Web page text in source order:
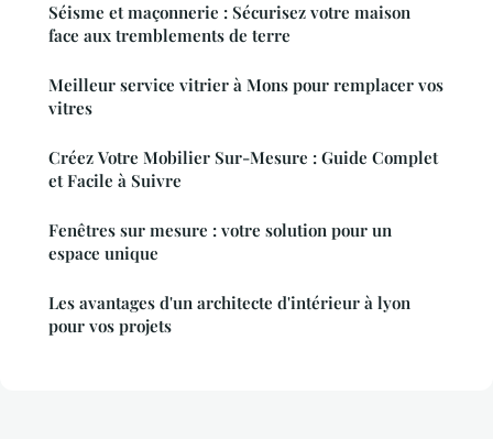
Séisme et maçonnerie : Sécurisez votre maison
face aux tremblements de terre
Meilleur service vitrier à Mons pour remplacer vos
vitres
Créez Votre Mobilier Sur-Mesure : Guide Complet
et Facile à Suivre
Fenêtres sur mesure : votre solution pour un
espace unique
Les avantages d'un architecte d'intérieur à lyon
pour vos projets